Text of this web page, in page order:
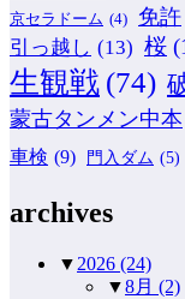
京セラドーム (4) 免許
引っ越し (13) 桜
生観戦 (74)
蒙古タンメン中本
車検 (9) 門入ダム (5)
archives
▼ 2026 (24)
▼8月 (2)